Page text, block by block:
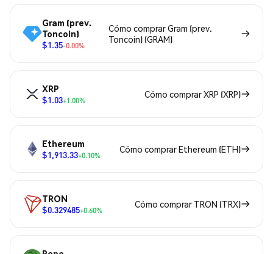
Gram (prev.
Toncoin)
$1.35-0.00%
Cómo comprar Gram (prev.
Toncoin) (GRAM)
XRP
$1.03+1.00%
Cómo comprar XRP (XRP)
Ethereum
$1,913.33+0.10%
Cómo comprar Ethereum (ETH)
TRON
$0.329485+0.60%
Cómo comprar TRON (TRX)